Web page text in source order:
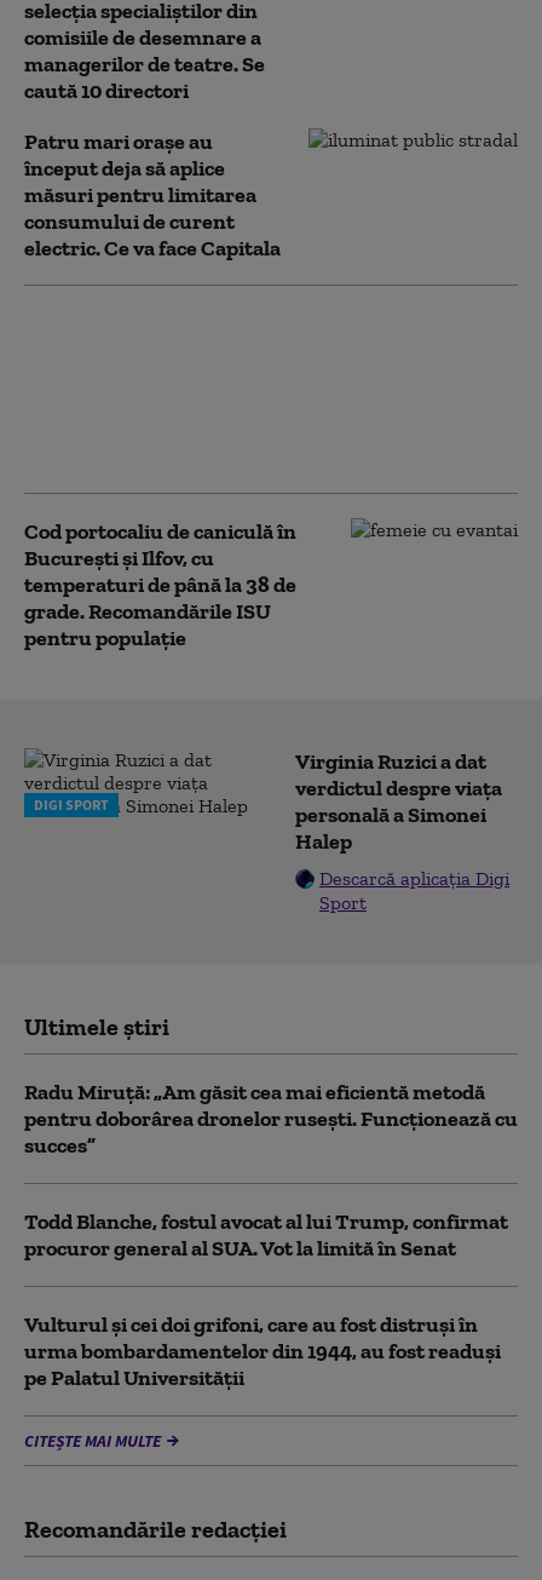
selecţia specialiştilor din
comisiile de desemnare a
managerilor de teatre. Se
caută 10 directori
Patru mari orașe au
început deja să aplice
măsuri pentru limitarea
consumului de curent
electric. Ce va face Capitala
Cod portocaliu de caniculă în
București și Ilfov, cu
temperaturi de până la 38 de
grade. Recomandările ISU
pentru populație
DIGI SPORT
Virginia Ruzici a dat
verdictul despre viața
personală a Simonei
Halep
Descarcă aplicația Digi
Sport
Ultimele știri
Radu Miruță: „Am găsit cea mai eficientă metodă
pentru doborârea dronelor rusești. Funcționează cu
succes”
Todd Blanche, fostul avocat al lui Trump, confirmat
procuror general al SUA. Vot la limită în Senat
Vulturul şi cei doi grifoni, care au fost distruşi în
urma bombardamentelor din 1944, au fost readuși
pe Palatul Universității
CITEȘTE MAI MULTE
Recomandările redacţiei